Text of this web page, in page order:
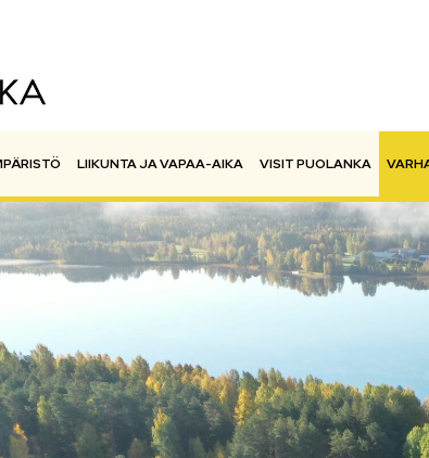
LIIKUNTA JA VAPAA-AIKA VISIT PUOLANKA